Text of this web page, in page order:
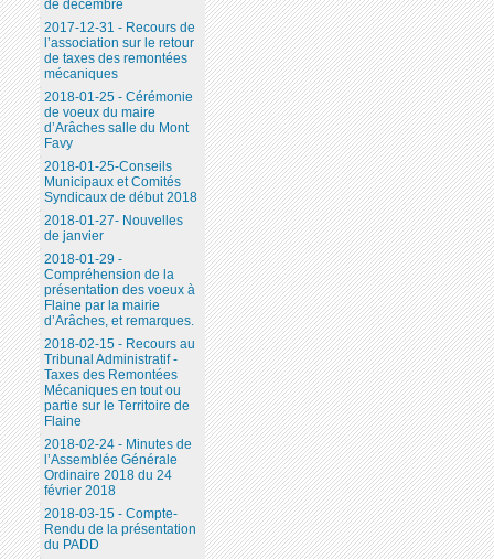
de décembre
2017-12-31 - Recours de
l’association sur le retour
de taxes des remontées
mécaniques
2018-01-25 - Cérémonie
de voeux du maire
d’Arâches salle du Mont
Favy
2018-01-25-Conseils
Municipaux et Comités
Syndicaux de début 2018
2018-01-27- Nouvelles
de janvier
2018-01-29 -
Compréhension de la
présentation des voeux à
Flaine par la mairie
d’Arâches, et remarques.
2018-02-15 - Recours au
Tribunal Administratif -
Taxes des Remontées
Mécaniques en tout ou
partie sur le Territoire de
Flaine
2018-02-24 - Minutes de
l’Assemblée Générale
Ordinaire 2018 du 24
février 2018
2018-03-15 - Compte-
Rendu de la présentation
du PADD